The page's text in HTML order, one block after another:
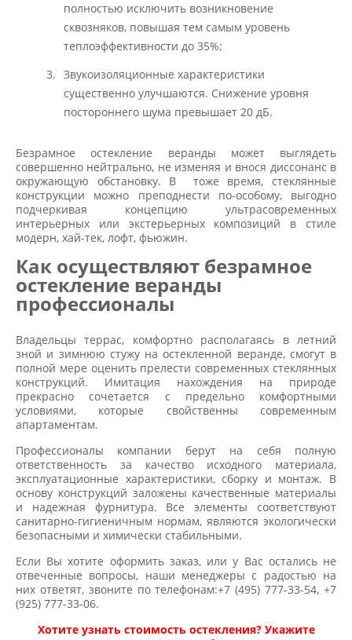
полностью исключить возникновение
сквозняков, повышая тем самым уровень
теплоэффективности до 35%;
Звукоизоляционные характеристики
существенно улучшаются. Снижение уровня
постороннего шума превышает 20 дБ.
Безрамное остекление веранды может выглядеть
совершенно нейтрально, не изменяя и внося диссонанс в
окружающую обстановку. В тоже время, стеклянные
конструкции можно преподнести по-особому, выгодно
подчеркивая концепцию ультрасовременных
интерьерных или экстерьерных композиций в стиле
модерн, хай-тек, лофт, фьюжин.
Как осуществляют безрамное
остекление веранды
профессионалы
Владельцы террас, комфортно располагаясь в летний
зной и зимнюю стужу на остекленной веранде, смогут в
полной мере оценить прелести современных стеклянных
конструкций. Имитация нахождения на природе
прекрасно сочетается с предельно комфортными
условиями, которые свойственны современным
апартаментам.
Профессионалы компании берут на себя полную
ответственность за качество исходного материала,
эксплуатационные характеристики, сборку и монтаж. В
основу конструкций заложены качественные материалы
и надежная фурнитура. Все элементы соответствуют
санитарно-гигиеничным нормам, являются экологически
безопасными и химически стабильными.
Если Вы хотите оформить заказ, или у Вас остались не
отвеченные вопросы, наши менеджеры с радостью на
них ответят, звоните по телефонам:+7 (495) 777-33-54, +7
(925) 777-33-06.
Хотите узнать стоимость остекления? Укажите